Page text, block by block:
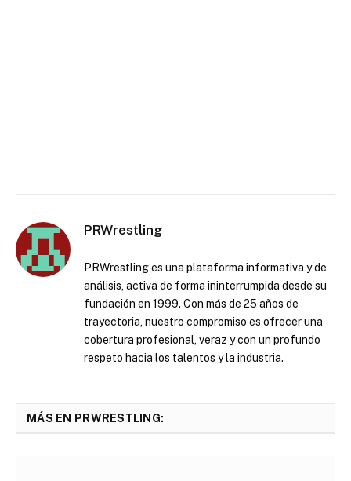
PRWrestling
PRWrestling es una plataforma informativa y de
análisis, activa de forma ininterrumpida desde su
fundación en 1999. Con más de 25 años de
trayectoria, nuestro compromiso es ofrecer una
cobertura profesional, veraz y con un profundo
respeto hacia los talentos y la industria.
MÁS EN PRWRESTLING: